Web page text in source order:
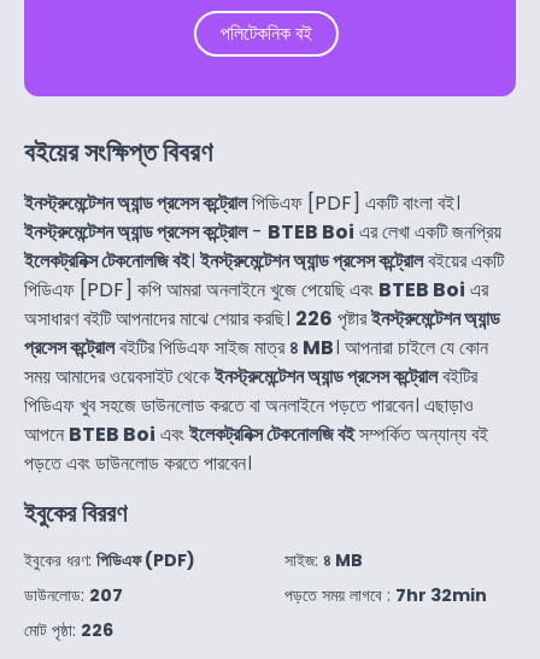
পলিটেকনিক বই
বইয়ের সংক্ষিপ্ত বিবরণ
ইনস্ট্রুমেন্টেশন অ্যান্ড প্রসেস কন্ট্রোলপিডিএফ [PDF] একটি বাংলা বই।
ইনস্ট্রুমেন্টেশন অ্যান্ড প্রসেস কন্ট্রোল- BTEB Boi এর লেখা একটি জনপ্রিয়
ইলেকট্রনিক্স টেকনোলজি বই। ইনস্ট্রুমেন্টেশন অ্যান্ড প্রসেস কন্ট্রোলবইয়ের একটি
পিডিএফ [PDF] কপি আমরা অনলাইনে খুজে পেয়েছি এবং BTEB Boi এর
অসাধারণ বইটি আপনাদের মাঝে শেয়ার করছি। 226 পৃষ্টারইনস্ট্রুমেন্টেশন অ্যান্ড
প্রসেস কন্ট্রোলবইটির পিডিএফ সাইজ মাত্র৪ MB। আপনারা চাইলে যে কোন
সময় আমাদের ওয়েবসাইট থেকেইনস্ট্রুমেন্টেশন অ্যান্ড প্রসেস কন্ট্রোলবইটির
পিডিএফ খুব সহজে ডাউনলোড করতে বা অনলাইনে পড়তে পারবেন। এছাড়াও
আপনে BTEB Boi এবংইলেকট্রনিক্স টেকনোলজি বইসম্পর্কিত অন্যান্য বই
পড়তে এবং ডাউনলোড করতে পারবেন।
ইবুকের বিররণ
ইবুকের ধরণ: পিডিএফ (PDF)
ডাউনলোড: 207
মোট পৃষ্ঠা: 226
সাইজ: ৪ MB
পড়তে সময় লাগবে : 7hr 32min